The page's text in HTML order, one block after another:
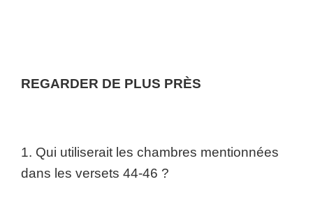
REGARDER DE PLUS PRÈS
1. Qui utiliserait les chambres mentionnées
dans les versets 44-46 ?